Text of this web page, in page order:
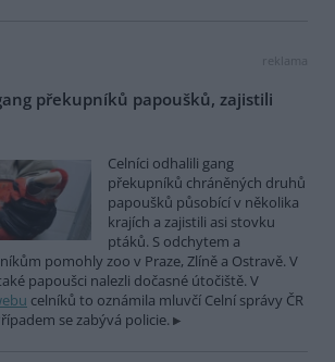
reklama
překupníků papoušků, zajistili
Celníci odhalili gang
překupníků chráněných druhů
papoušků působící v několika
krajích a zajistili asi stovku
ptáků. S odchytem a
pomohly zoo v Praze, Zlíně a Ostravě. V
papoušci nalezli dočasné útočiště. V
celníků to oznámila mluvčí Celní správy ČR
se zabývá policie.